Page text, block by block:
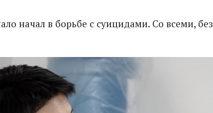
начал в борьбе с суицидами. Со всеми, без